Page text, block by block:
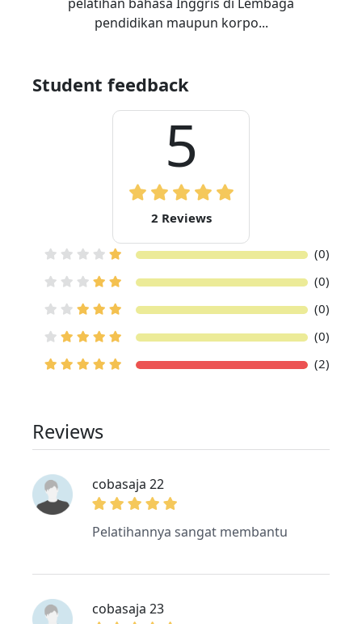
pendidikan maupun korpo...
Student feedback
5
2 Reviews
(0)
(0)
(0)
(0)
(2)
Reviews
cobasaja 22
Pelatihannya sangat membantu
cobasaja 23